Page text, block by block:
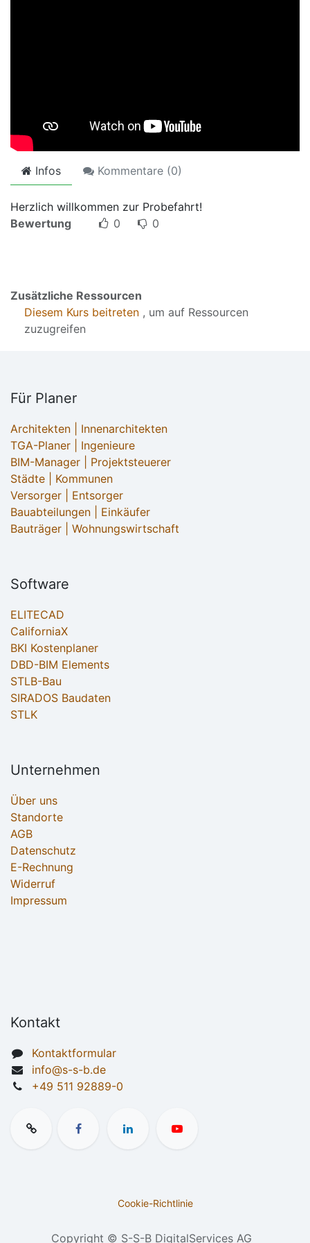
Infos Kommentare (0)
Herzlich willkommen zur Probefahrt!
Bewertung
0 0
Zusätzliche Ressourcen
Diesem Kurs beitreten , um auf Ressourcen
zuzugreifen
Für Planer
Architekten | Innenarchitekten
TGA-Planer | Ingenieure
BIM-Manager | Projektsteuerer
Städte | Kommunen
Versorger | Entsorger
Bauabteilungen | Einkäufer
Bauträger | Wohnungswirtschaft
Software
ELITECAD
CaliforniaX
BKI Kostenplaner
DBD-BIM Elements
STLB-Bau
SIRADOS Baudaten
STLK
Unternehmen
Über uns
Standorte
AGB
Datenschutz
E-Rechnung
Widerruf
Impressum
Kontakt
Kontaktformular
info@s-s-b.de
+49 511 92889-0
Cookie-Richtlinie
Copyright © S-S-B DigitalServices AG